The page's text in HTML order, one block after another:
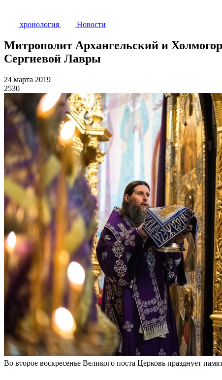
хронология Новости
Митрополит Архангельский и
Сергиевой Лавры
24 марта 2019
2530
Во второе воскресенье Великого поста Церковь празднует